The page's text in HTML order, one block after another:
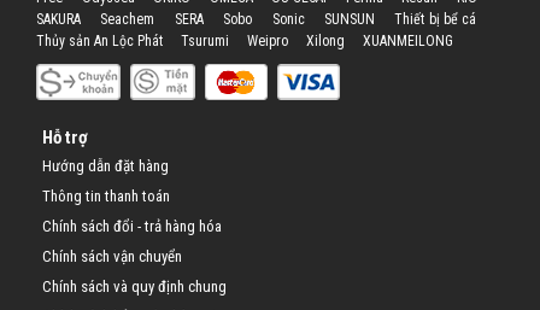
SAKURA
Seachem SERA Sobo Sonic SUNSUN
Thiết bị bể cá
Thủy sản An Lộc Phát
Tsurumi Weipro Xilong XUANMEILONG
Hỗ trợ
Hướng dẫn đặt hàng
Thông tin thanh toán
Chính sách đổi - trả hàng hóa
Chính sách vận chuyển
Chính sách và quy định chung